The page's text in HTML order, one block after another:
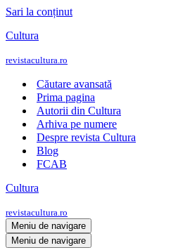
Sari la conținut
Cultura
revistacultura.ro
Căutare avansată
Prima pagina
Autorii din Cultura
Arhiva pe numere
Despre revista Cultura
Blog
FCAB
Cultura
revistacultura.ro
Meniu de navigare
Meniu de navigare